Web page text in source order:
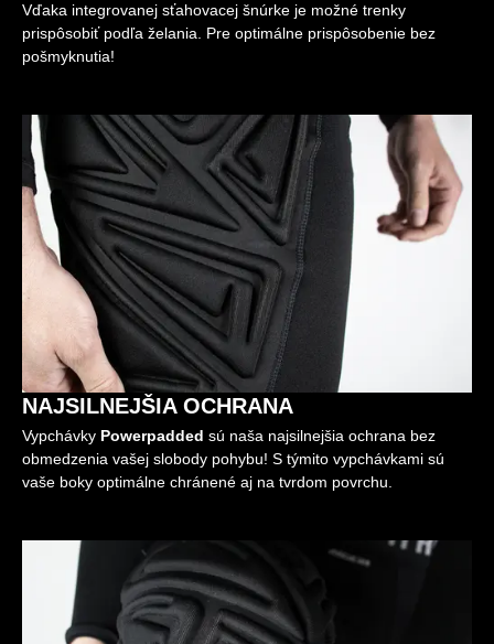
Vďaka integrovanej sťahovacej šnúrke je možné trenky
prispôsobiť podľa želania. Pre optimálne prispôsobenie bez
pošmyknutia!
NAJSILNEJŠIA OCHRANA
Vypchávky Powerpadded sú naša najsilnejšia ochrana bez
obmedzenia vašej slobody pohybu! S týmito vypchávkami sú
vaše boky optimálne chránené aj na tvrdom povrchu.